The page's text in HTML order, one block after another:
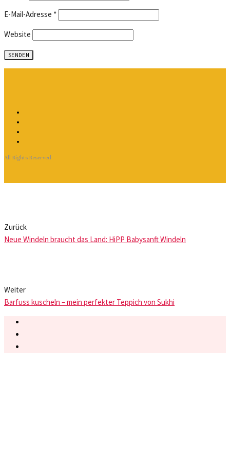
E-Mail-Adresse *
Website
All Rights Reserved
Zurück
Neue Windeln braucht das Land: HiPP Babysanft Windeln
Weiter
Barfuss kuscheln – mein perfekter Teppich von Sukhi